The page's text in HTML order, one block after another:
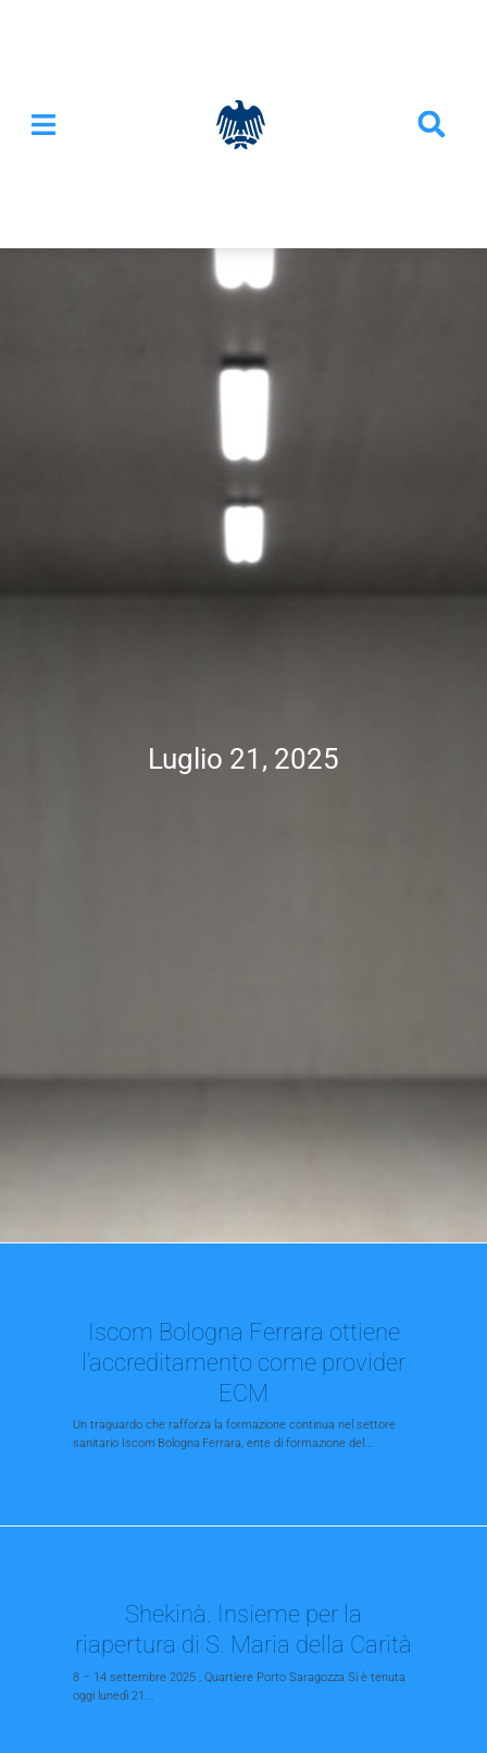
Luglio 21, 2025
Iscom Bologna Ferrara ottiene
l’accreditamento come provider
ECM
Un traguardo che rafforza la formazione continua nel settore
sanitario Iscom Bologna Ferrara, ente di formazione del...
Shekinà. Insieme per la
riapertura di S. Maria della Carità
8 – 14 settembre 2025 , Quartiere Porto Saragozza Si è tenuta
oggi lunedì 21...